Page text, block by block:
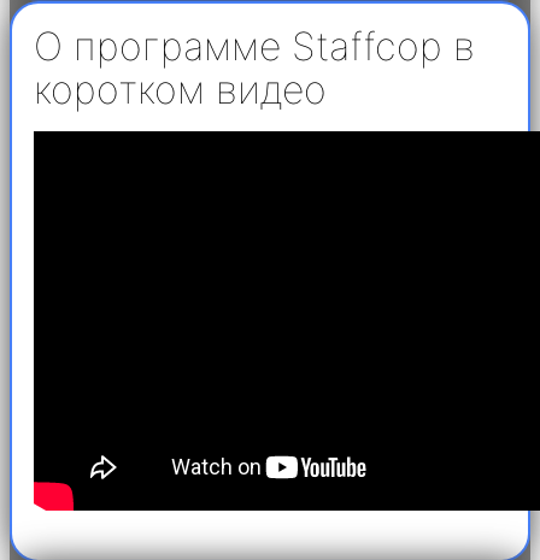
О программе Staffcop в
коротком видео